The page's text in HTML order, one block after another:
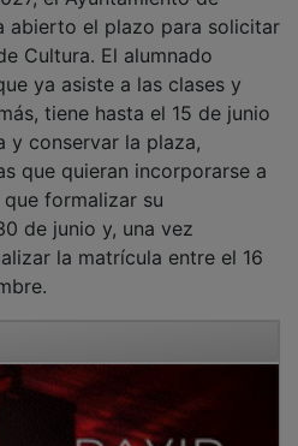
abierto el plazo para solicitar
Cultura. El alumnado
ya asiste a las clases y
tiene hasta el 15 de junio
y conservar la plaza,
que quieran incorporarse a
que formalizar su
de junio y, una vez
la matrícula entre el 16